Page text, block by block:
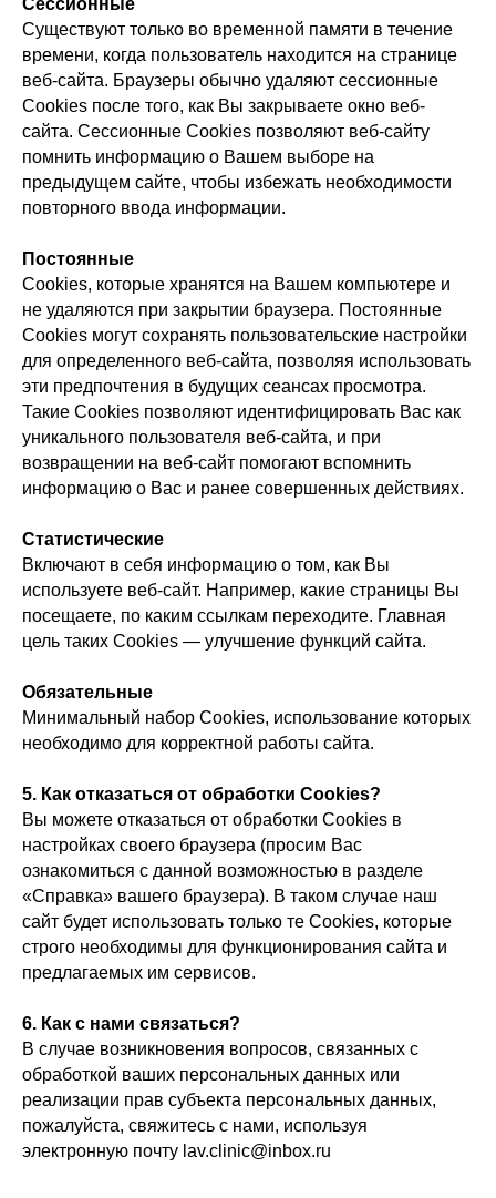
Сессионные
Существуют только во временной памяти в течение
времени, когда пользователь находится на странице
веб-сайта. Браузеры обычно удаляют сессионные
Cookies после того, как Вы закрываете окно веб-
сайта. Сессионные Cookies позволяют веб-сайту
помнить информацию о Вашем выборе на
предыдущем сайте, чтобы избежать необходимости
повторного ввода информации.
Постоянные
Сookies, которые хранятся на Вашем компьютере и
не удаляются при закрытии браузера. Постоянные
Сookies могут сохранять пользовательские настройки
для определенного веб-сайта, позволяя использовать
эти предпочтения в будущих сеансах просмотра.
Такие Cookies позволяют идентифицировать Вас как
уникального пользователя веб-сайта, и при
возвращении на веб-сайт помогают вспомнить
информацию о Вас и ранее совершенных действиях.
Статистические
Включают в себя информацию о том, как Вы
используете веб-сайт. Например, какие страницы Вы
посещаете, по каким ссылкам переходите. Главная
цель таких Cookies — улучшение функций сайта.
Обязательные
Минимальный набор Cookies, использование которых
необходимо для корректной работы сайта.
5. Как отказаться от обработки Сookies?
Вы можете отказаться от обработки Cookies в
настройках своего браузера (просим Вас
ознакомиться с данной возможностью в разделе
«Справка» вашего браузера). В таком случае наш
сайт будет использовать только те Cookies, которые
строго необходимы для функционирования сайта и
предлагаемых им сервисов.
6. Как с нами связаться?
В случае возникновения вопросов, связанных с
обработкой ваших персональных данных или
реализации прав субъекта персональных данных,
пожалуйста, свяжитесь с нами, используя
электронную почту lav.clinic@inbox.ru